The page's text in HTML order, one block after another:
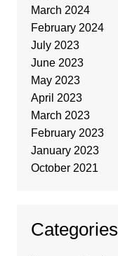
March 2024
February 2024
July 2023
June 2023
May 2023
April 2023
March 2023
February 2023
January 2023
October 2021
Categories